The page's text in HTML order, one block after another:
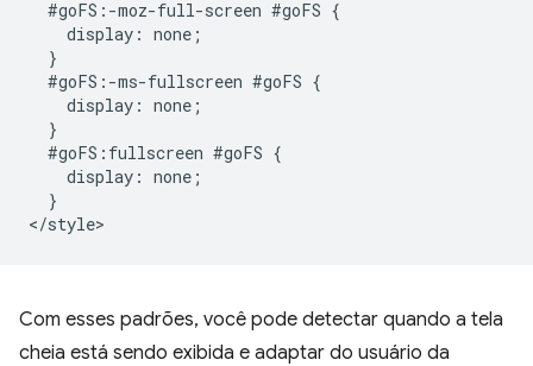
  #goFS:-moz-full-screen #goFS {
    display: none;
  }
  #goFS:-ms-fullscreen #goFS {
    display: none;
  }
  #goFS:fullscreen #goFS {
    display: none;
  }
Com esses padrões, você pode detectar quando a tela
cheia está sendo exibida e adaptar do usuário da